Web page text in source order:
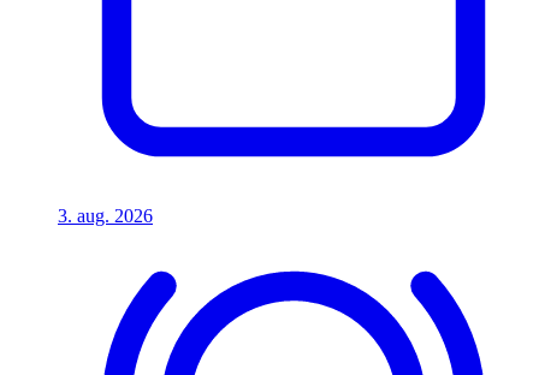
3. aug. 2026